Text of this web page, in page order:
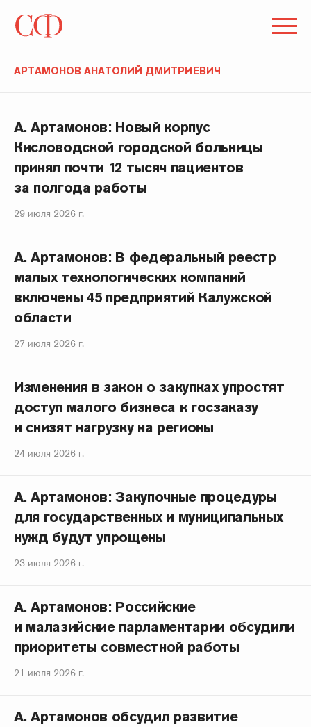
АРТАМОНОВ АНАТОЛИЙ ДМИТРИЕВИЧ
А. Артамонов: Новый корпус
Кисловодской городской больницы
принял почти 12 тысяч пациентов
за полгода работы
29 июля 2026 г.
А. Артамонов: В федеральный реестр
малых технологических компаний
включены 45 предприятий Калужской
области
27 июля 2026 г.
Изменения в закон о закупках упростят
доступ малого бизнеса к госзаказу
и снизят нагрузку на регионы
24 июля 2026 г.
А. Артамонов: Закупочные процедуры
для государственных и муниципальных
нужд будут упрощены
23 июля 2026 г.
А. Артамонов: Российские
и малазийские парламентарии обсудили
приоритеты совместной работы
21 июля 2026 г.
А. Артамонов обсудил развитие